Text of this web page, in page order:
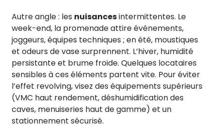
Autre angle : les nuisancesintermittentes. Le
week-end, la promenade attire événements,
joggeurs, équipes techniques ; en été, moustiques
et odeurs de vase surprennent. L’hiver, humidité
persistante et brume froide. Quelques locataires
sensibles à ces éléments partent vite. Pour éviter
l’effet revolving, visez des équipements supérieurs
(VMC haut rendement, déshumidification des
caves, menuiseries haut de gamme) et un
stationnement sécurisé.